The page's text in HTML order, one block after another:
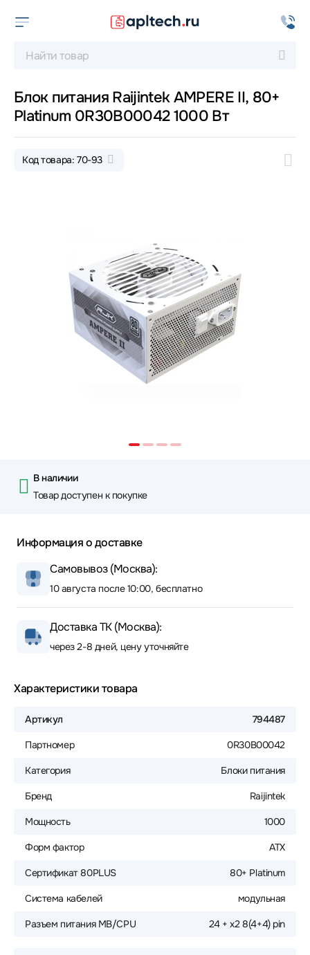
Блок питания Raijintek AMPERE II, 80+
Platinum 0R30B00042 1000 Вт
Код товара: 70-93
В наличии
Товар доступен к покупке
Информация о доставке
Самовывоз (Москва):
10 августа после 10:00, бесплатно
Доставка ТК (Москва):
через 2-8 дней, цену уточняйте
Характеристики товара
Артикул 794487
Партномер 0R30B00042
Категория Блоки питания
Бренд Raijintek
Мощность 1000
Форм фактор ATX
Сертификат 80PLUS 80+ Platinum
Система кабелей модульная
Разъем питания MB/CPU 24 + х2 8(4+4) pin